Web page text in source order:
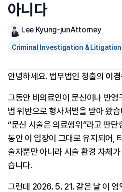
아니다
Lee Kyung-junAttorney
Criminal Investigation & Litigation
안녕하세요. 법무법인 청출의 이
그동안 비의료인이 문신이나 반영
법 위반으로 형사처벌을 받아 왔
“문신 시술은 의료행위”라고 판
동안 이 입장이 그대로 유지되어,
술자뿐만 아니라 시술 환경 자체
습니다.
그런데 2026. 5. 21. 같은 날 이 영